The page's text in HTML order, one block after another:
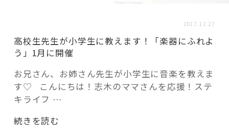
「モノ」
fleXe リノベ事例
「ひと」
2017.12.27
高校生先生が小学生に教えます！「楽器にふれよ
う」1月に開催
お兄さん、お姉さん先生が小学生に音楽を教えま
す♡ こんにちは！志木のママさんを応援！ステ
キライフ …
“高
続きを読む